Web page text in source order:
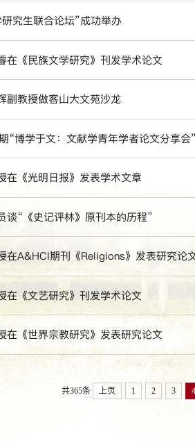
究生联合论坛”成功举办
在《民族文学研究》刊发学术论文
副教授做客山大文苑沙龙
“博学于文：文献学青年学者论文分享会”
在《光明日报》发表学术文章
谈“《史记评林》原刊本的历程”
在A&HCI期刊《Religions》发表研究论
在《文艺研究》刊发学术论文
在《世界宗教研究》发表研究论文
共365条 上页 1 2 3 4